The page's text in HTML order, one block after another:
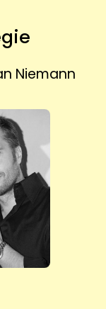
Niemann